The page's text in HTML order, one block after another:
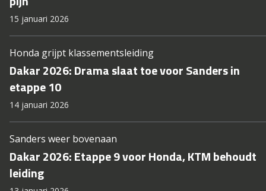
15 januari 2026
Honda grijpt klassementsleiding
Dakar 2026: Drama slaat toe voor Sanders in
etappe 10
14 januari 2026
Sanders weer bovenaan
Dakar 2026: Etappe 9 voor Honda, KTM behoudt
leiding